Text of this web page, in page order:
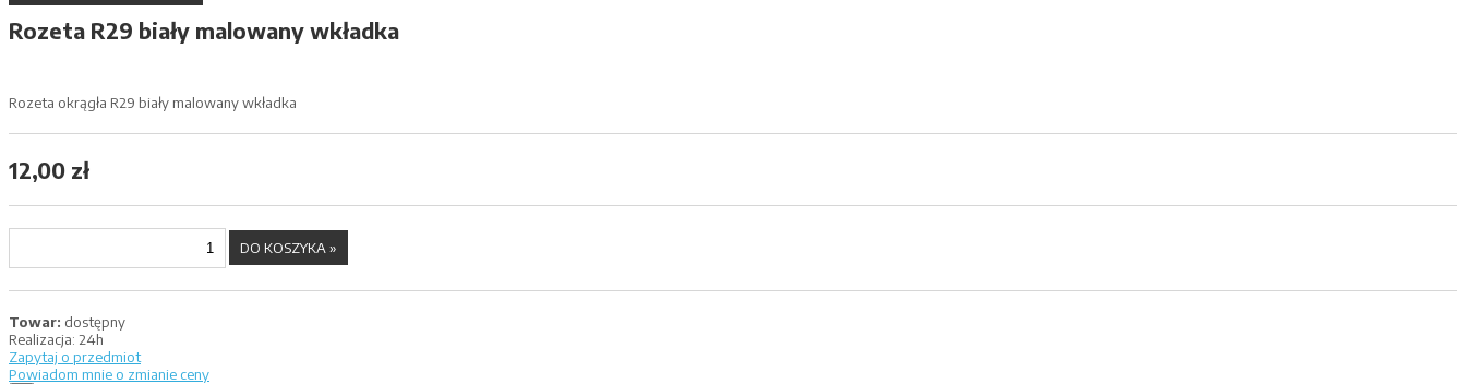
Rozeta R29 biały malowany wkładka
Rozeta okrągła R29 biały malowany wkładka
12,00 zł
Towar: dostępny
Realizacja: 24h
Zapytaj o przedmiot
Powiadom mnie o zmianie ceny